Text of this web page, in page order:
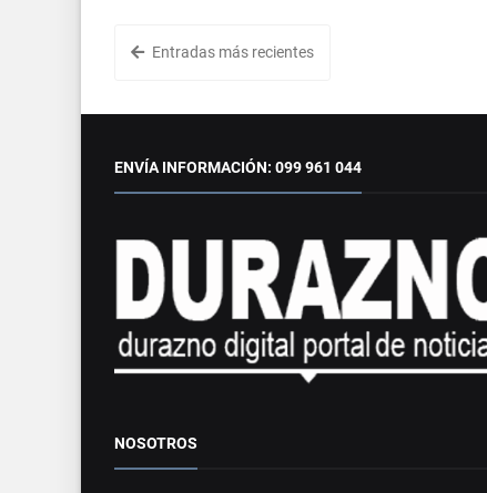
Entradas más recientes
ENVÍA INFORMACIÓN: 099 961 044
NOSOTROS